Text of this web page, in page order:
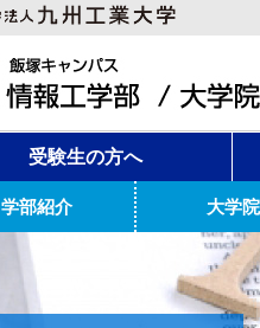
受験生の方へ
学部紹介 大学院